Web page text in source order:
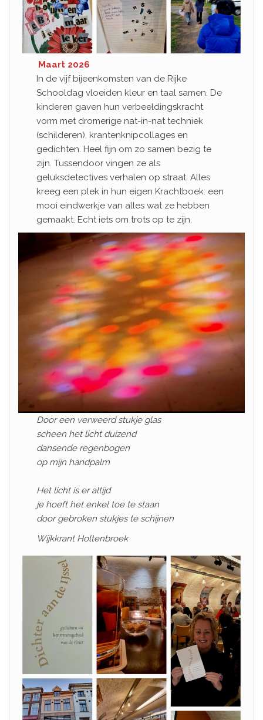
Maart 2026
In de vijf bijeenkomsten van de Rijke
Schooldag vloeiden kleur en taal samen. De
kinderen gaven hun verbeeldingskracht
vorm met dromerige nat-in-nat techniek
(schilderen), krantenknipcollages en
gedichten. Heel fijn om zo samen bezig te
zijn. Tussendoor vingen ze als
geluksdetectives verhalen op straat. Alles
kreeg een plek in hun eigen Krachtboek: een
mooi eindwerkje van alles wat ze hebben
gemaakt. Echt iets om trots op te zijn.
Door een verweerd stukje glas
scheen het licht duizend
dansende regenbogen
op mijn handpalm
Het licht is er altijd
je hoeft het enkel toe te staan
door gebroken stukjes te schijnen
Wijkkrant Holtenbroek